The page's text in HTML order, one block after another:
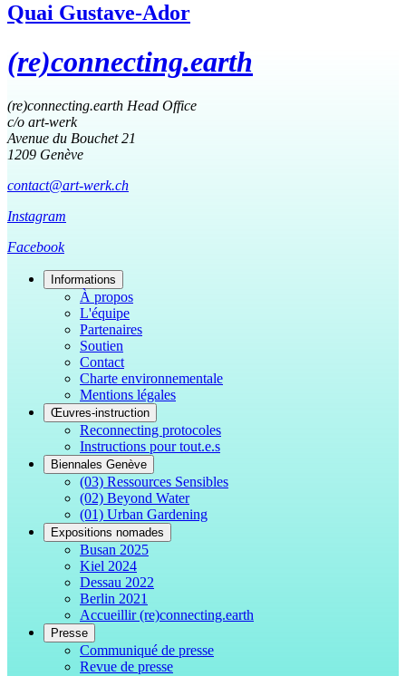
Quai Gustave-Ador
(re)connecting.earth
(re)connecting.earth Head Office
c/o art-werk
Avenue du Bouchet 21
1209 Genève
contact@art-werk.ch
Instagram
Facebook
Informations
À propos
L'équipe
Partenaires
Soutien
Contact
Charte environnementale
Mentions légales
Œuvres-instruction
Reconnecting protocoles
Instructions pour tout.e.s
Biennales Genève
(03) Ressources Sensibles
(02) Beyond Water
(01) Urban Gardening
Expositions nomades
Busan 2025
Kiel 2024
Dessau 2022
Berlin 2021
Accueillir (re)connecting.earth
Presse
Communiqué de presse
Revue de presse